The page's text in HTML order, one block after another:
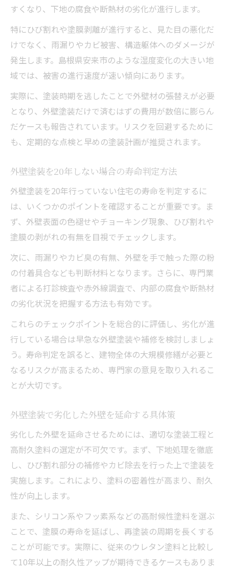
すくなり、下地の腐食や断熱材の劣化が進行します。
特にひび割れや塗膜剥離が進行すると、見た目の悪化だ
けでなく、雨漏りやカビ被害、構造躯体へのダメージが
発生します。島根県安来市のような湿度変化の大きい地
域では、被害の進行速度が速い傾向にあります。
実際に、塗装時期を逃したことで外壁材の張替えが必要
となり、外壁塗装だけで済むはずの費用が数倍に膨らん
だケースも報告されています。リスクを回避するために
も、定期的な点検と早めの塗装計画が推奨されます。
外壁塗装を20年しない場合の寿命判定方法
外壁塗装を20年行っていない住宅の寿命を判定するに
は、いくつかのポイントを確認することが重要です。ま
ず、外壁表面の色褪せやチョーキング現象、ひび割れや
塗膜の剥がれの有無を目視でチェックします。
次に、雨漏りやカビ臭の有無、外壁を手で触った際の粉
の付着具合なども判断材料となります。さらに、専門業
者による打診検査や赤外線調査で、内部の腐食や断熱材
の劣化状況を把握する方法も有効です。
これらのチェックポイントを総合的に評価し、劣化が進
行している場合は早急な外壁塗装や補修を検討しましょ
う。寿命判定を誤ると、建物全体の大規模修繕が必要と
なるリスクが高まるため、専門家の意見を取り入れるこ
とが大切です。
外壁塗装で劣化した外壁を延命する具体策
劣化した外壁を延命させるためには、適切な塗装工程と
高耐久塗料の選定が不可欠です。まず、下地処理を徹底
し、ひび割れ部分の補修やカビ除去を行った上で塗装を
実施します。これにより、塗料の密着性が高まり、耐久
性が向上します。
また、シリコン系やフッ素系などの高耐候性塗料を選ぶ
ことで、塗膜の寿命を延ばし、再塗装の周期を長くする
ことが可能です。実際に、従来のウレタン塗料と比較し
て10年以上の耐久性アップが期待できるケースもありま